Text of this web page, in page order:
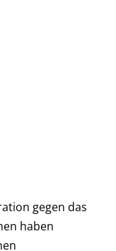
gegen das
haben